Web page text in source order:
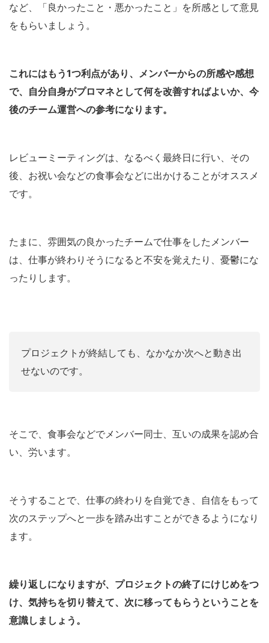
など、「良かったこと・悪かったこと」を所感として意見
をもらいましょう。
これにはもう1つ利点があり、メンバーからの所感や感想
で、自分自身がプロマネとして何を改善すればよいか、今
後のチーム運営への参考になります。
レビューミーティングは、なるべく最終日に行い、その
後、お祝い会などの食事会などに出かけることがオススメ
です。
たまに、雰囲気の良かったチームで仕事をしたメンバー
は、仕事が終わりそうになると不安を覚えたり、憂鬱にな
ったりします。
プロジェクトが終結しても、なかなか次へと動き出
せないのです。
そこで、食事会などでメンバー同士、互いの成果を認め合
い、労います。
そうすることで、仕事の終わりを自覚でき、自信をもって
次のステップへと一歩を踏み出すことができるようになり
ます。
繰り返しになりますが、プロジェクトの終了にけじめをつ
け、気持ちを切り替えて、次に移ってもらうということを
意識しましょう。